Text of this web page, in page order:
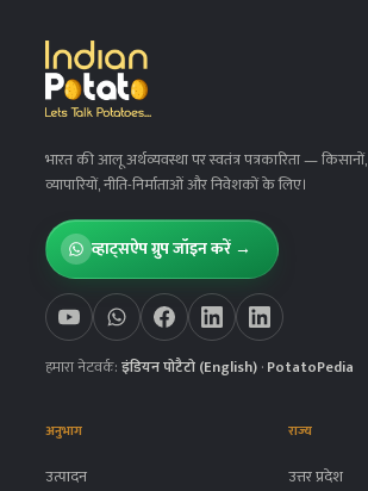
भारत की आलू अर्थव्यवस्था पर स्वतंत्र पत्रकारिता— किसानों,
व्यापारियों, नीति-निर्माताओं और निवेशकों के लिए।
व्हाट्सऐप ग्रुप जॉइन करें →
हमारा नेटवर्क:इंडियन पोटैटो (English)·PotatoPedia
अनुभाग
उत्पादन
राज्य
उत्तर प्रदेश